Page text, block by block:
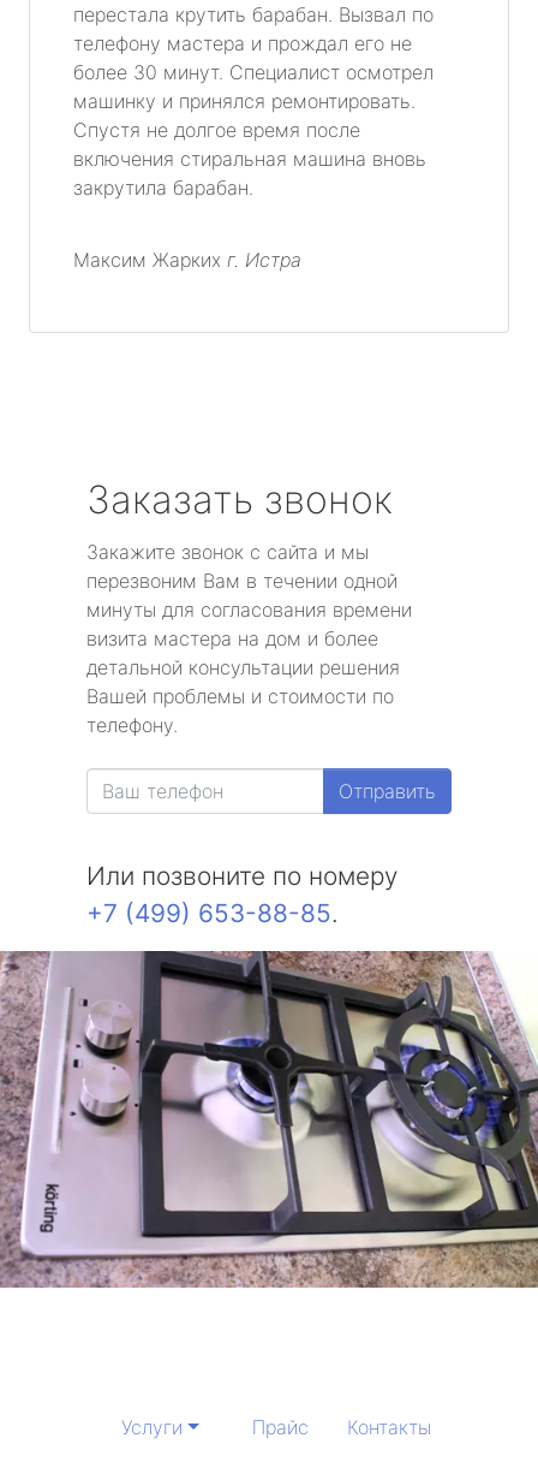
перестала крутить барабан. Вызвал по
телефону мастера и прождал его не
более 30 минут. Специалист осмотрел
машинку и принялся ремонтировать.
Спустя не долгое время после
включения стиральная машина вновь
закрутила барабан.
Максим Жарких г. Истра
Заказать звонок
Закажите звонок с сайта и мы
перезвоним Вам в течении одной
минуты для согласования времени
визита мастера на дом и более
детальной консультации решения
Вашей проблемы и стоимости по
телефону.
Отправить
Или позвоните по номеру
+7 (499) 653-88-85.
Услуги Прайс Контакты